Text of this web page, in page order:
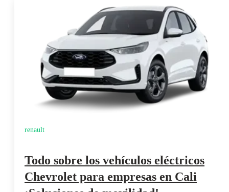
renault
Todo sobre los vehículos eléctricos
Chevrolet para empresas en Cali